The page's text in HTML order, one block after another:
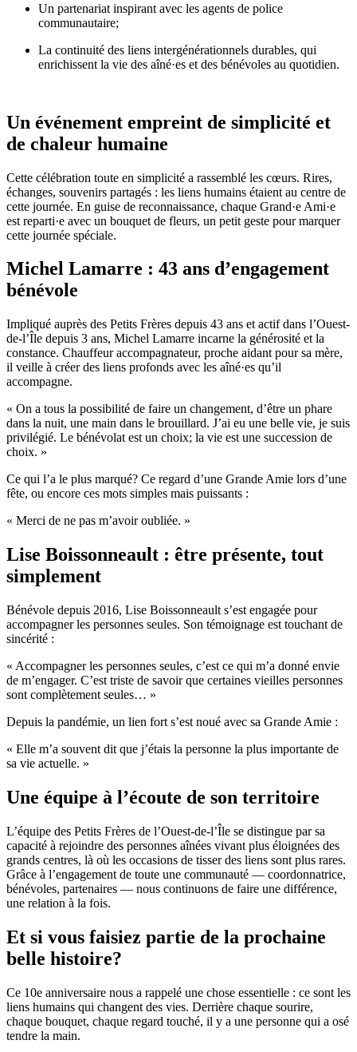
Un partenariat inspirant avec les agents de police
communautaire;
La continuité des liens intergénérationnels durables, qui
enrichissent la vie des aîné·es et des bénévoles au quotidien.
Un événement empreint de simplicité et
de chaleur humaine
Cette célébration toute en simplicité a rassemblé les cœurs. Rires,
échanges, souvenirs partagés : les liens humains étaient au centre de
cette journée. En guise de reconnaissance, chaque Grand·e Ami·e
est reparti·e avec un bouquet de fleurs, un petit geste pour marquer
cette journée spéciale.
Michel Lamarre : 43 ans d’engagement
bénévole
Impliqué auprès des Petits Frères depuis 43 ans et actif dans l’Ouest-
de-l’Île depuis 3 ans, Michel Lamarre incarne la générosité et la
constance. Chauffeur accompagnateur, proche aidant pour sa mère,
il veille à créer des liens profonds avec les aîné·es qu’il
accompagne.
« On a tous la possibilité de faire un changement, d’être un phare
dans la nuit, une main dans le brouillard. J’ai eu une belle vie, je suis
privilégié. Le bénévolat est un choix; la vie est une succession de
choix. »
Ce qui l’a le plus marqué? Ce regard d’une Grande Amie lors d’une
fête, ou encore ces mots simples mais puissants :
« Merci de ne pas m’avoir oubliée. »
Lise Boissonneault : être présente, tout
simplement
Bénévole depuis 2016, Lise Boissonneault s’est engagée pour
accompagner les personnes seules. Son témoignage est touchant de
sincérité :
« Accompagner les personnes seules, c’est ce qui m’a donné envie
de m’engager. C’est triste de savoir que certaines vieilles personnes
sont complètement seules… »
Depuis la pandémie, un lien fort s’est noué avec sa Grande Amie :
« Elle m’a souvent dit que j’étais la personne la plus importante de
sa vie actuelle. »
Une équipe à l’écoute de son territoire
L’équipe des Petits Frères de l’Ouest-de-l’Île se distingue par sa
capacité à rejoindre des personnes aînées vivant plus éloignées des
grands centres, là où les occasions de tisser des liens sont plus rares.
Grâce à l’engagement de toute une communauté — coordonnatrice,
bénévoles, partenaires — nous continuons de faire une différence,
une relation à la fois.
Et si vous faisiez partie de la prochaine
belle histoire?
Ce 10e anniversaire nous a rappelé une chose essentielle : ce sont les
liens humains qui changent des vies. Derrière chaque sourire,
chaque bouquet, chaque regard touché, il y a une personne qui a osé
tendre la main.